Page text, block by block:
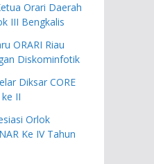
Orari Daerah
III Bengkalis
ORARI Riau
Diskominfotik
Diksar CORE
II
Orlok
Ke IV Tahun